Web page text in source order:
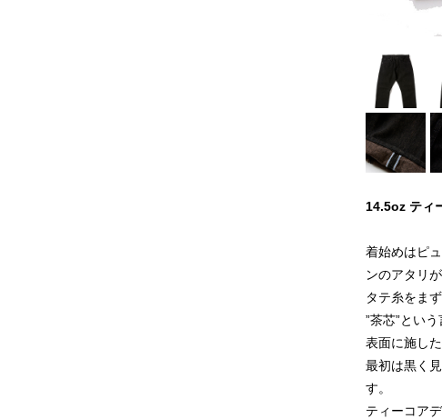
14.5oz ティ
着始めはピ
ンのアタリ
タテ糸をま
”茶芯”とい
表面に施し
最初は黒く
す。
ティーコア